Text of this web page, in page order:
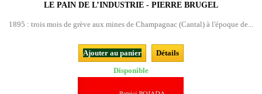
LE PAIN DE L’INDUSTRIE - PIERRE BRUGEL
1895 : trois mois de grève aux mines de Champagnac (Cantal) à l'époque de...
Ajouter au panier
Détails
Disponible